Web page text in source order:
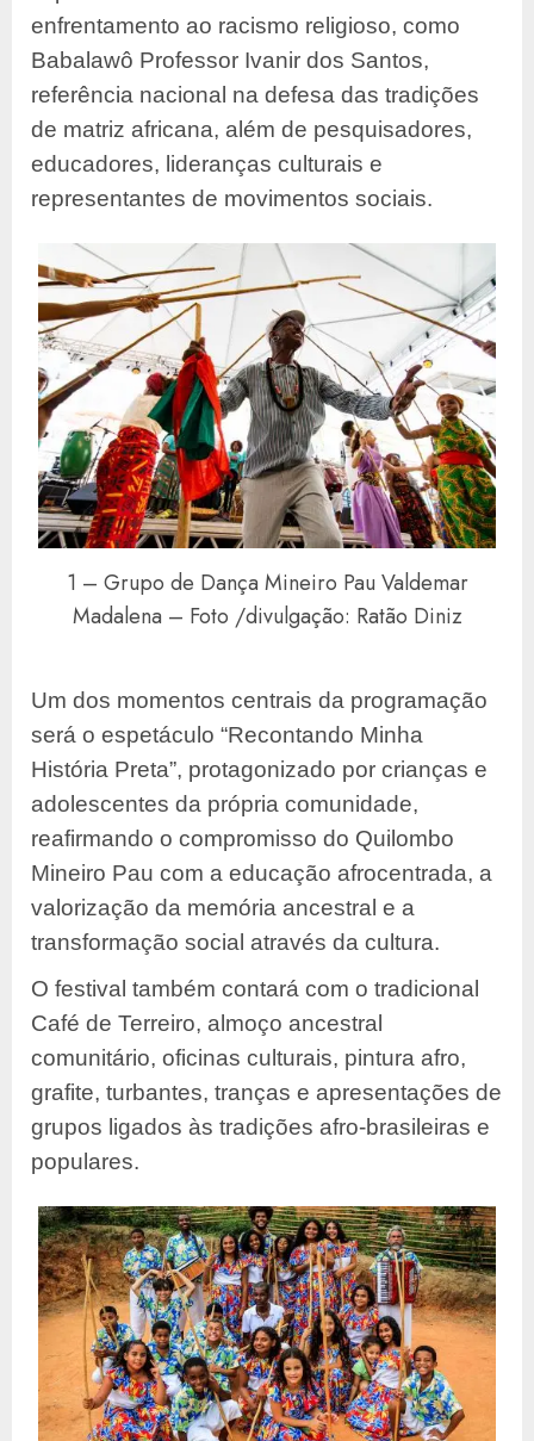
enfrentamento ao racismo religioso, como
Babalawô Professor Ivanir dos Santos,
referência nacional na defesa das tradições
de matriz africana, além de pesquisadores,
educadores, lideranças culturais e
representantes de movimentos sociais.
1 – Grupo de Dança Mineiro Pau Valdemar
Madalena – Foto /divulgação: Ratão Diniz
Um dos momentos centrais da programação
será o espetáculo “Recontando Minha
História Preta”, protagonizado por crianças e
adolescentes da própria comunidade,
reafirmando o compromisso do Quilombo
Mineiro Pau com a educação afrocentrada, a
valorização da memória ancestral e a
transformação social através da cultura.
O festival também contará com o tradicional
Café de Terreiro, almoço ancestral
comunitário, oficinas culturais, pintura afro,
grafite, turbantes, tranças e apresentações de
grupos ligados às tradições afro-brasileiras e
populares.